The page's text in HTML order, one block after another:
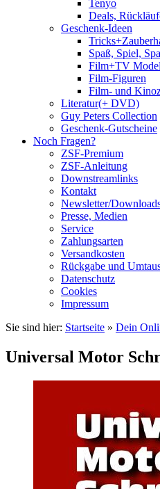
Tenyo
Deals,
Geschenk-Ideen
Spaß, Spiel,
Film+TV
Film-Figuren
Film- und
Literatur(+ DVD)
Guy Peters Collection
Geschenk-Gutscheine
Noch Fragen?
ZSF-Premium
ZSF-Anleitung
Downstreamlinks
Kontakt
Newsletter/
Presse, Medien
Service
Zahlungsarten
Versandkosten
Rückgabe und
Datenschutz
Cookies
Impressum
Sie sind hier: Startseite » Dein
Universal Motor